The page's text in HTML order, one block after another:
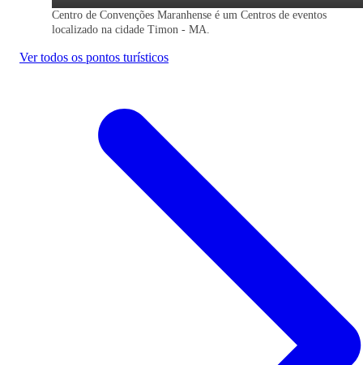
Passagem de ônibus para Timon - MA
Timon - MA. Reserve agora, online e sem
filas. Mais barato que a passagem na
rodoviária.
Centro de Convenções Maranhense é um Centros de eventos
localizado na cidade Timon - MA.
Ver todos os pontos turísticos